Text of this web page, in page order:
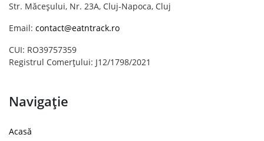
Str. Măceșului, Nr. 23A, Cluj-Napoca, Cluj
Email: contact@eatntrack.ro
CUI: RO39757359
Registrul Comerțului: J12/1798/2021
Navigație
Acasă